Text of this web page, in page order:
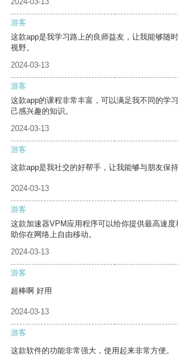
游客
这款app是我学习路上的良师益友，让我能够随
视野。
2024-03-13
游客
这款app的课程非常丰富，可以满足我不同的学
己感兴趣的知识。
2024-03-13
游客
这款app是我社交的好帮手，让我能够与朋友保
2024-03-13
游客
这款加速器VPM应用程序可以给你提供最高速
助你在网络上自由移动。
2024-03-13
游客
超棒啊 好用
2024-03-13
游客
这款软件的功能非常强大，使用起来非常方便。